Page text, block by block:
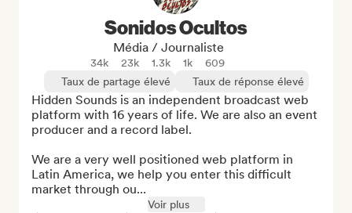
Sonidos Ocultos
Média / Journaliste
34k 23k 1.3k 1k
609
Taux de partage élevé
Taux de réponse élevé
Hidden Sounds is an independent broadcast web
platform with 16 years of life. We are also an event
producer and a record label.
We are a very well positioned web platform in
Latin America, we help you enter this difficult
market through ou...
Voir plus